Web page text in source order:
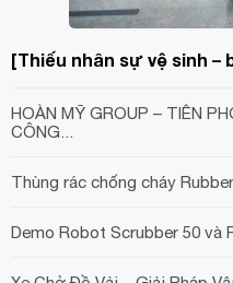
[Thiếu nhân sự vệ sinh –
HOÀN MỸ GROUP – TIÊN
CÔNG...
Thùng rác chống cháy
Demo Robot Scrubber 50 và